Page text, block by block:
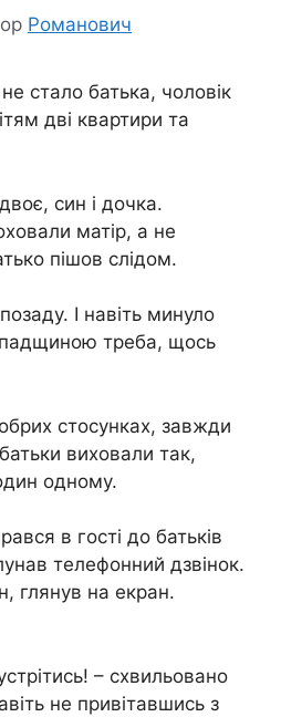
Романович
стало батька, чоловік
дві квартири та
син і дочка.
матір, а не
пішов слідом.
І навіть минуло
треба, щось
стосунках, завжди
виховали так,
одному.
в гості до батьків
телефонний дзвінок.
глянув на екран.
– схвильовано
не привітавшись з